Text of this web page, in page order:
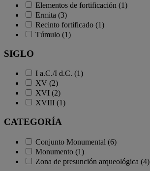
Elementos de fortificación (1)
Ermita (3)
Recinto fortificado (1)
Túmulo (1)
SIGLO
I a.C./I d.C. (1)
XV (2)
XVI (2)
XVIII (1)
CATEGORÍA
Conjunto Monumental (6)
Monumento (1)
Zona de presunción arqueológica (4)